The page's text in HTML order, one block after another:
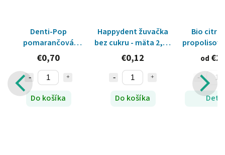
Previous
Denti-Pop
pomarančová
lízanka bez cukru s
vitamínmi a
xylitolom - 6g
€0,70
Do košíka
Happydent žuvačka
bez cukru - mäta 2,2g
(so sladidlom)
€0,12
Do košíka
Bio
od
Next